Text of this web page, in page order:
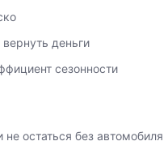
деньги
сезонности
остаться без автомобиля